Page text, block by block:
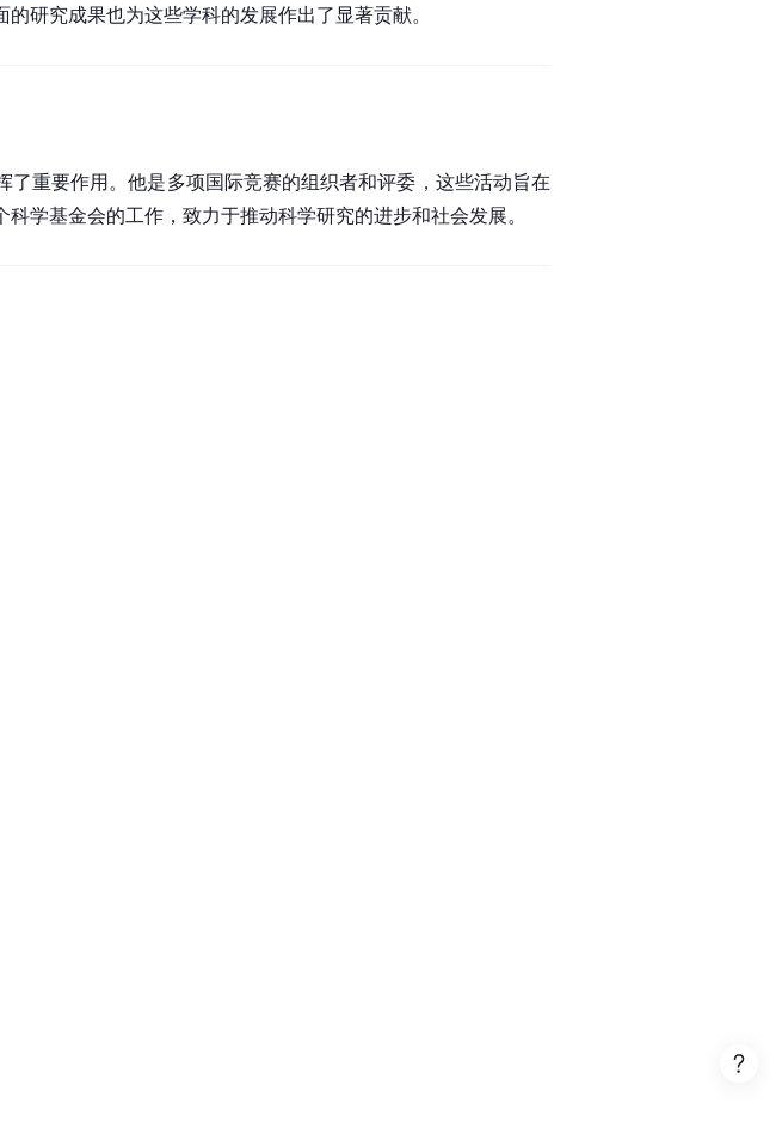
研究成果也为这些学科的发展作出了显著贡献。
重要作用。他是多项国际竞赛的组织者和评委，这些活动旨在
学基金会的工作，致力于推动科学研究的进步和社会发展。